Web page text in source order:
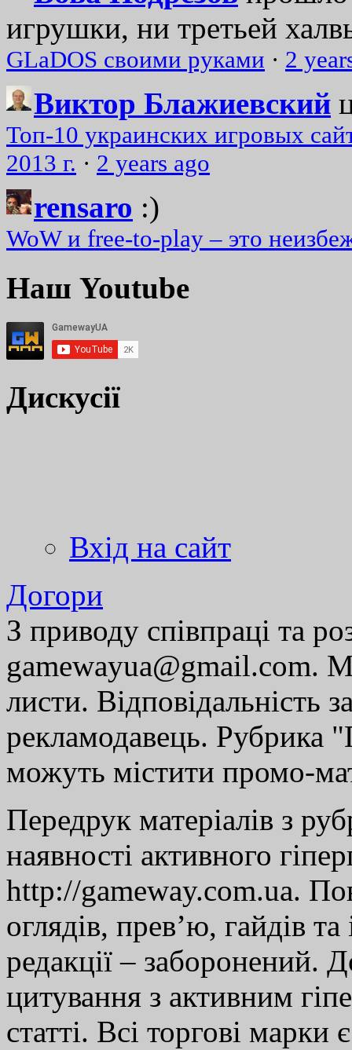
игрушки, ни третьей
GLaDOS своими руками · 2
Виктор Блажиевский
Топ-10 украинских игровых
2013 г. · 2 years ago
rensaro :)
WoW и free-to-play – это
Наш Youtube
Дискусії
Вхід на сайт
Догори
З приводу співпраці та
gamewayua@gmail.com.
листи. Відповідальність
рекламодавець. Рубрика
можуть містити промо-
Передрук матеріалів з
наявності активного
http://gameway.com.ua.
оглядів, прев’ю, гайдів
редакції – заборонений.
цитування з активним
статті. Всі торгові марки